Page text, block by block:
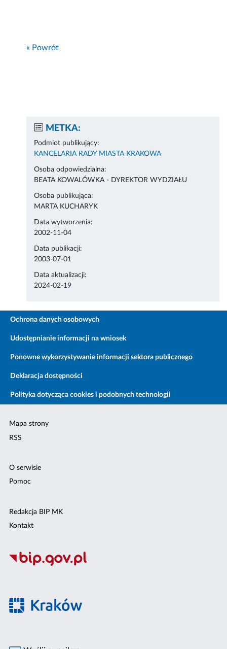
« Powrót
METKA:
Podmiot publikujący:
KANCELARIA RADY MIASTA KRAKOWA
Osoba odpowiedzialna:
BEATA KOWALÓWKA - DYREKTOR WYDZIAŁU
Osoba publikująca:
MARTA KUCHARYK
Data wytworzenia:
2002-11-04
Data publikacji:
2003-07-01
Data aktualizacji:
2024-02-19
Ochrona danych osobowych
Udostępnianie informacji na wniosek
Ponowne wykorzystywanie informacji sektora publicznego
Deklaracja dostępności
Polityka dotycząca cookies i podobnych technologii
Mapa strony
RSS
O serwisie
Pomoc
Redakcja BIP MK
Kontakt